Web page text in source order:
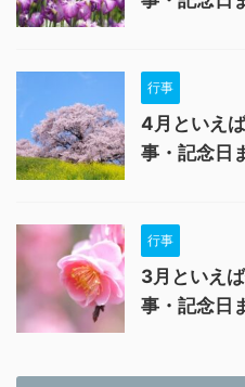
行事
4月といえ
事・記念日
行事
3月といえ
事・記念日